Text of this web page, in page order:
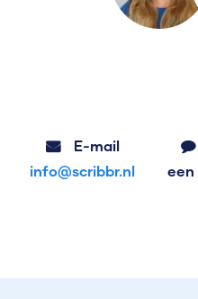
E-mail
info@scribbr.nl
een